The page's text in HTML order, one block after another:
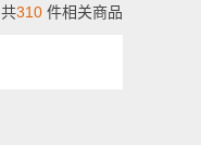
共310 件相关商品